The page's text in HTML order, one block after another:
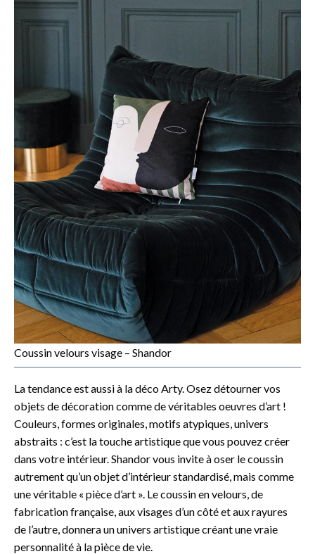
Coussin velours visage – Shandor
La tendance est aussi à la déco Arty. Osez détourner vos
objets de décoration comme de véritables oeuvres d’art !
Couleurs, formes originales, motifs atypiques, univers
abstraits : c’est la touche artistique que vous pouvez créer
dans votre intérieur. Shandor vous invite à oser le coussin
autrement qu’un objet d’intérieur standardisé, mais comme
une véritable « pièce d’art ». Le coussin en velours, de
fabrication française, aux visages d’un côté et aux rayures
de l’autre, donnera un univers artistique créant une vraie
personnalité à la pièce de vie.